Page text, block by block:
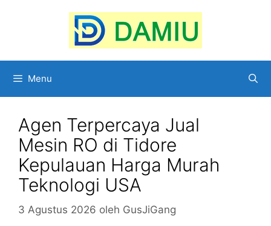
Menu
Agen Terpercaya Jual
Mesin RO di Tidore
Kepulauan Harga Murah
Teknologi USA
3 Agustus 2026 oleh GusJiGang